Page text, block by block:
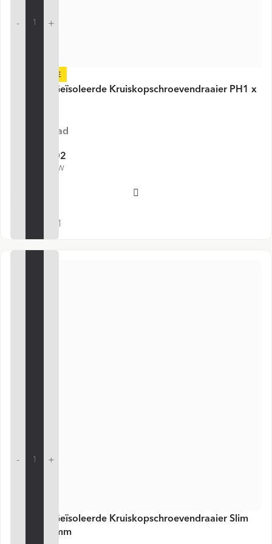
VDE Line Geïsoleerde Kruiskopschroevendraaier PH1 x
Op voorraad
€ 5,02
€ 6,08 incl. BTW
- +
V30401
VDE Line Geïsoleerde Kruiskopschroevendraaier Slim
PH1 x 80 mm
- +